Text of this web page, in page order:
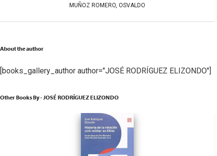
MUÑOZ ROMERO, OSVALDO
About the author
[books_gallery_author author="JOSÉ RODRÍGUEZ ELIZONDO"]
Other Books By - JOSÉ RODRÍGUEZ ELIZONDO